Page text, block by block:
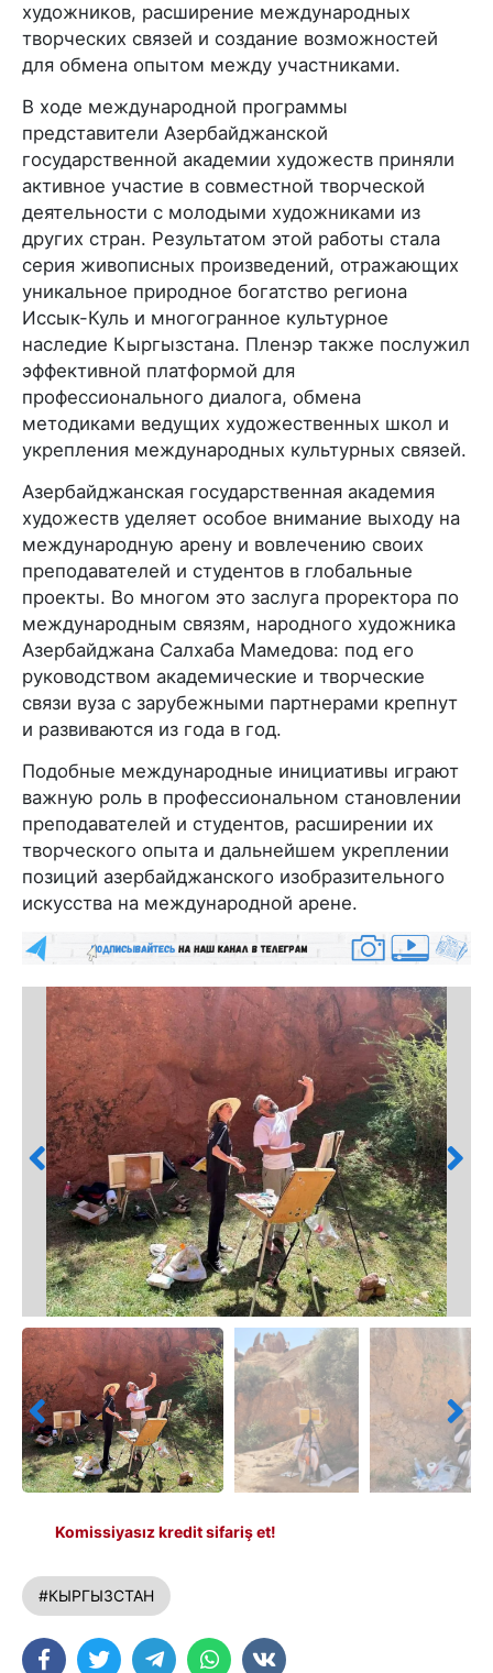
художников, расширение международных
творческих связей и создание возможностей
для обмена опытом между участниками.
В ходе международной программы
представители Азербайджанской
государственной академии художеств приняли
активное участие в совместной творческой
деятельности с молодыми художниками из
других стран. Результатом этой работы стала
серия живописных произведений, отражающих
уникальное природное богатство региона
Иссык-Куль и многогранное культурное
наследие Кыргызстана. Пленэр также послужил
эффективной платформой для
профессионального диалога, обмена
методиками ведущих художественных школ и
укрепления международных культурных связей.
Азербайджанская государственная академия
художеств уделяет особое внимание выходу на
международную арену и вовлечению своих
преподавателей и студентов в глобальные
проекты. Во многом это заслуга проректора по
международным связям, народного художника
Азербайджана Салхаба Мамедова: под его
руководством академические и творческие
связи вуза с зарубежными партнерами крепнут
и развиваются из года в год.
Подобные международные инициативы играют
важную роль в профессиональном становлении
преподавателей и студентов, расширении их
творческого опыта и дальнейшем укреплении
позиций азербайджанского изобразительного
искусства на международной арене.
Komissiyasız kredit sifariş et!
#КЫРГЫЗСТАН